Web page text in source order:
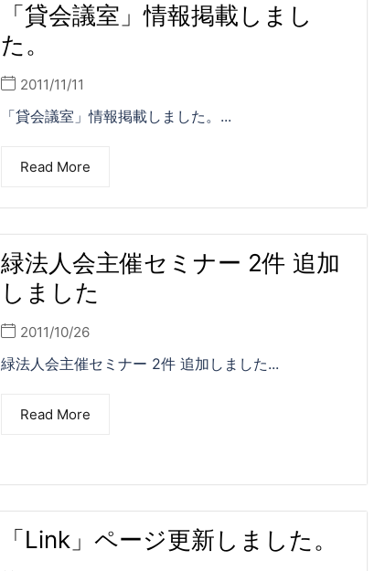
「貸会議室」情報掲載しまし
た。
2011/11/11
「貸会議室」情報掲載しました。...
Read More
緑法人会主催セミナー 2件 追加
しました
2011/10/26
緑法人会主催セミナー 2件 追加しました...
Read More
「Link」ページ更新しました。